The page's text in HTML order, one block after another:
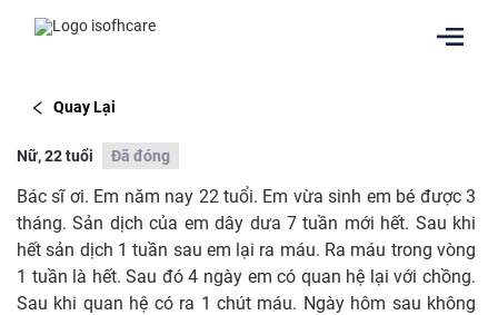
Quay Lại
Nữ, 22 tuổi Đã đóng
Bác sĩ ơi. Em năm nay 22 tuổi. Em vừa sinh em bé được 3
tháng. Sản dịch của em dây dưa 7 tuần mới hết. Sau khi
hết sản dịch 1 tuần sau em lại ra máu. Ra máu trong vòng
1 tuần là hết. Sau đó 4 ngày em có quan hệ lại với chồng.
Sau khi quan hệ có ra 1 chút máu. Ngày hôm sau không